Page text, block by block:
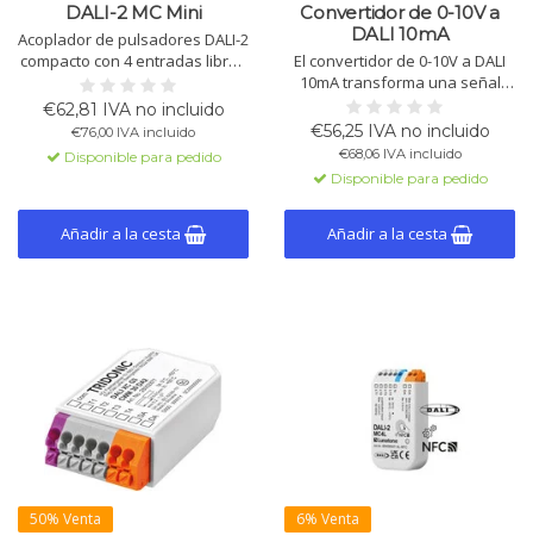
DALI-2 MC Mini
Acoplador de pulsadores DALI-2
compacto con 4 entradas libres
de potencial para interruptores,
pulsadores o potenciómetros
de 100 kΩ. Compatible con
regulación, escenas, DT8,
macros y DALI-2 multimaestro.
€62,81 IVA no incluido
€76,00 IVA incluido
Disponible para pedido
Añadir a la cesta
Convertidor de 0-10V a
DALI 10mA
El convertidor de 0-10V a DALI
10mA transforma una señal
analógica de 0-10V en un valor
de atenuación DALI y
proporciona alimentación DALI
para hasta 4 cargas. Disponible
en versiones con rangos de
atenuación del 1%-100% y del
10%-100%.
€56,25 IVA no incluido
€68,06 IVA incluido
Disponible para pedido
Añadir a la cesta
50% Venta 6% Venta